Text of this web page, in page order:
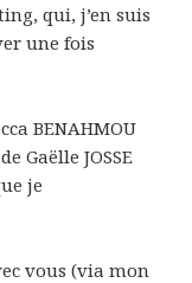
qui, j’en suis
une fois
BENAHMOU
Gaëlle JOSSE
je
vous (via mon